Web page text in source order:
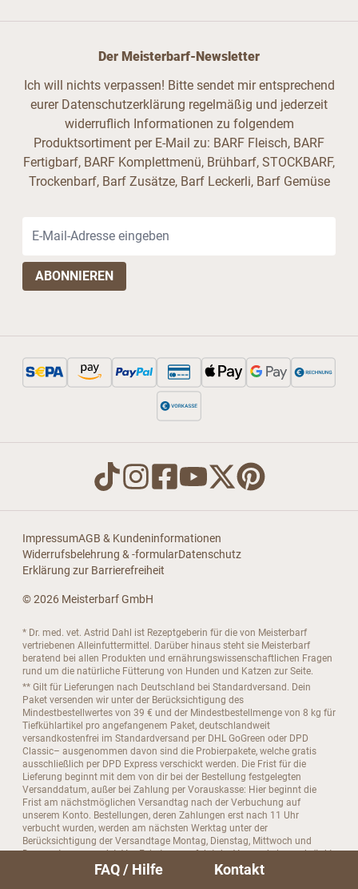
Der Meisterbarf-Newsletter
Ich will nichts verpassen! Bitte sendet mir entsprechend
eurer Datenschutzerklärung regelmäßig und jederzeit
widerruflich Informationen zu folgendem
Produktsortiment per E-Mail zu: BARF Fleisch, BARF
Fertigbarf, BARF Komplettmenü, Brühbarf, STOCKBARF,
Trockenbarf, Barf Zusätze, Barf Leckerli, Barf Gemüse
ImpressumAGB & Kundeninformationen
Widerrufsbelehrung & -formularDatenschutz
Erklärung zur Barrierefreiheit
© 2026 Meisterbarf GmbH
* Dr. med. vet. Astrid Dahl ist Rezeptgeberin für die von Meisterbarf
vertriebenen Alleinfuttermittel. Darüber hinaus steht sie Meisterbarf
beratend bei allen Produkten und ernährungswissenschaftlichen Fragen
rund um die natürliche Fütterung von Hunden und Katzen zur Seite.
** Gilt für Lieferungen nach Deutschland bei Standardversand. Dein
Paket versenden wir unter der Berücksichtigung des
Mindestbestellwertes von 39 € und der Mindestbestellmenge von 8 kg für
Tiefkühlartikel pro angefangenem Paket, deutschlandweit
versandkostenfrei im Standardversand per DHL GoGreen oder DPD
Classic– ausgenommen davon sind die Probierpakete, welche gratis
ausschließlich per DPD Express verschickt werden. Die Frist für die
Lieferung beginnt mit dem von dir bei der Bestellung festgelegten
Versanddatum, außer bei Zahlung per Vorauskasse: Hier beginnt die
Frist am nächstmöglichen Versandtag nach der Verbuchung auf
unserem Konto. Bestellungen, deren Zahlungen erst nach 11 Uhr
verbucht wurden, werden am nächsten Werktag unter der
Berücksichtigung der Versandtage Montag, Dienstag, Mittwoch und
Donnerstag versendet. Vor Feiertagen erfolgt der Versand eingeschränkt,
an Feiertagen erfolgt kein Versand. Bitte beachte, dass es im
Standardversand grundsätzlich keine Laufzeitgarantie gibt.
FAQ / Hilfe Kontakt